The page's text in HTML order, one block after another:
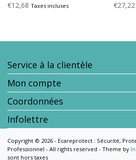
€12,68 Taxes incluses €27,22
Service à la clientèle
Mon compte
Coordonnées
Infolettre
Copyright © 2026 - Ecareprotect : Sécurité,
Professionnel - All rights reserved - Theme by
sont hors taxes